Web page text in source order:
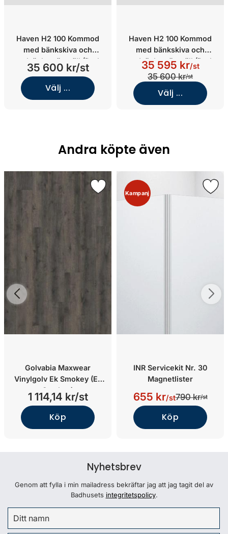
Haven H2 100 Kommod
med bänkskiva och
nedsänkt tvättställ (Dark
Wood/Glanshammar White
Silk/Vit solid surface)
35 600 kr/st
Välj ...
Haven H2 100 Kommod
med bänkskiva och
nedsänkt tvättställ (Dark
Wood/Stone Select Light
Grey/Koppar)
35 595 kr/st
35 600 kr/st
Välj ...
Andra köpte även
Golvabia Maxwear
Vinylgolv Ek Smokey (Ek
Smokey)
1 114,14 kr/st
Köp
Kampanj
INR Servicekit Nr. 30
Magnetlister
655 kr/st790 kr/st
Köp
Nyhetsbrev
Genom att fylla i min mailadress bekräftar jag att jag tagit del av
Badhusets integritetspolicy.